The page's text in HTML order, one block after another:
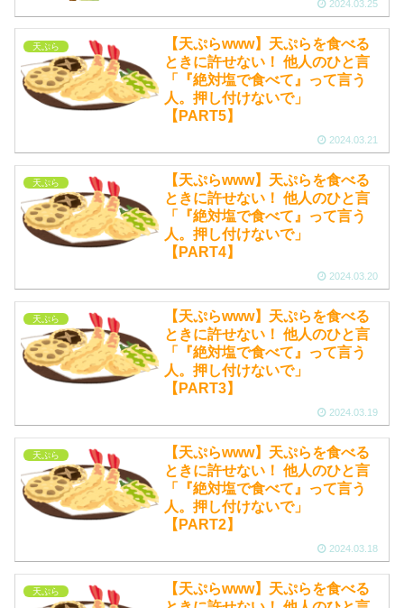
2024.03.25
天ぷら
【天ぷらwww】天ぷらを食べる
ときに許せない！ 他人のひと言
「『絶対塩で食べて』って言う
人。押し付けないで」
【PART5】
2024.03.21
天ぷら
【天ぷらwww】天ぷらを食べる
ときに許せない！ 他人のひと言
「『絶対塩で食べて』って言う
人。押し付けないで」
【PART4】
2024.03.20
天ぷら
【天ぷらwww】天ぷらを食べる
ときに許せない！ 他人のひと言
「『絶対塩で食べて』って言う
人。押し付けないで」
【PART3】
2024.03.19
天ぷら
【天ぷらwww】天ぷらを食べる
ときに許せない！ 他人のひと言
「『絶対塩で食べて』って言う
人。押し付けないで」
【PART2】
2024.03.18
天ぷら
【天ぷらwww】天ぷらを食べる